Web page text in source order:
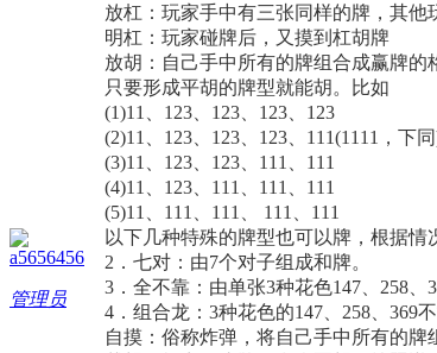
a5656456
管理员
放杠：玩家手中有三张同样的牌，其他
明杠：玩家碰牌后，又摸到杠胡牌
放胡：自己手中所有的牌组合成赢牌的
只要形成平胡的牌型就能胡。比如
(1)11、123、123、123、123
(2)11、123、123、123、111(1111，下
(3)11、123、123、111、111
(4)11、123、111、111、111
(5)11、111、111、 111、111
以下几种特殊的牌型也可以牌，根据
2．七对：由7个对子组成和牌。
3．全不靠：由单张3种花色147、258
4．组合龙：3种花色的147、258、369
自摸：俗称炸弹，将自己手中所有的牌